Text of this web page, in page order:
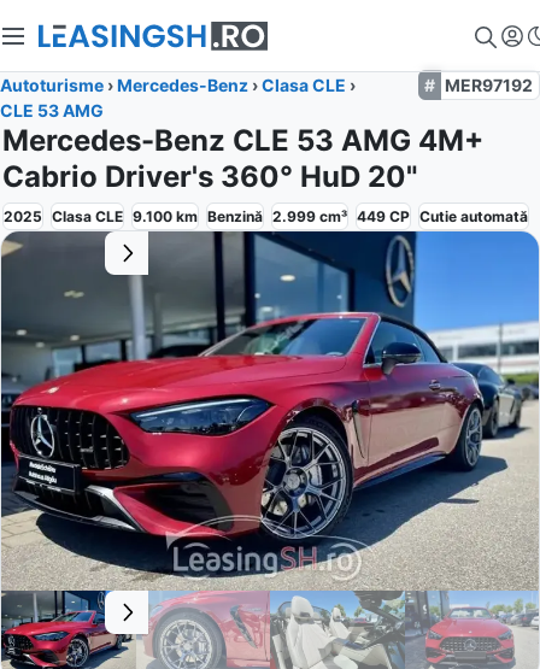
Autoturisme ›Mercedes-Benz ›Clasa CLE ›
CLE 53 AMG
MER97192
Mercedes-Benz CLE 53 AMG 4M+
Cabrio Driver's 360° HuD 20"
2025 Clasa CLE 9.100 km Benzină 2.999 cm³ 449 CP Cutie automată